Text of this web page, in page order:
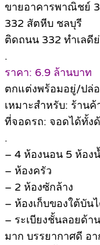
ขายอาคารพาณิชย์
332 สัตหีบ ชลบุรี
ติดถนน 332 ทำเลดี
.
ราคา: 6.9 ล้านบาท
ตกแต่งพร้อมอยู่/ปล่
เหมาะสำหรับ: ร้าน
ที่จอดรถ: จอดได้ทั้ง
.
– 4 ห้องนอน 5 ห้อง
– ห้องครัว
– 2 ห้องซักล้าง
– ห้องเก็บของใต้บัน
– ระเบียงชั้นลอยด้า
มาก บรรยากาศดี อ